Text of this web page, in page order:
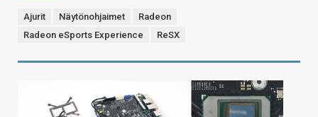
Ajurit Näytönohjaimet
Radeon
Radeon eSports Experience
ReSX